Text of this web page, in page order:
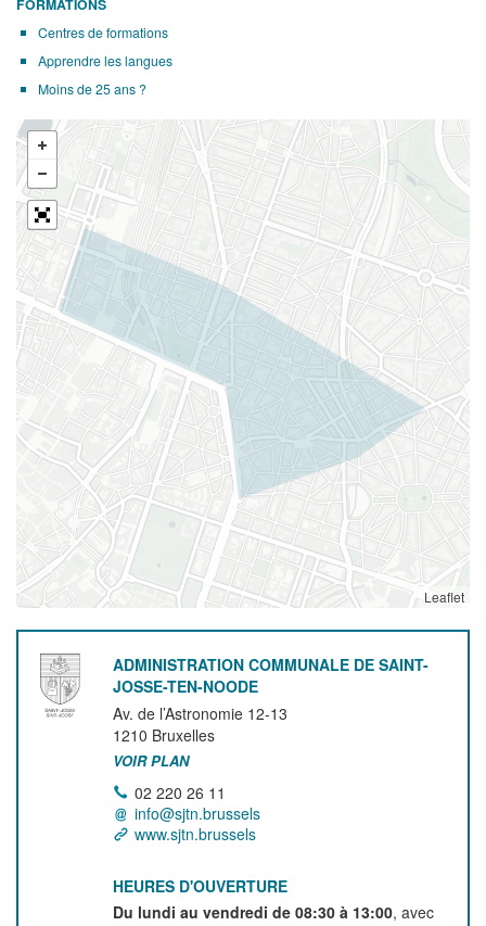
FORMATIONS
Centres de formations
Apprendre les langues
Moins de 25 ans ?
Leaflet
ADMINISTRATION COMMUNALE DE SAINT-
JOSSE-TEN-NOODE
Av. de l’Astronomie 12-13
1210 Bruxelles
VOIR PLAN
02 220 26 11
info@sjtn.brussels
www.sjtn.brussels
HEURES D'OUVERTURE
Du lundi au vendredi de 08:30 à 13:00, avec